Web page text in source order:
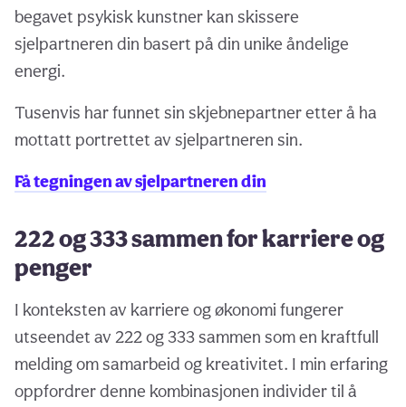
begavet psykisk kunstner kan skissere
sjelpartneren din basert på din unike åndelige
energi.
Tusenvis har funnet sin skjebnepartner etter å ha
mottatt portrettet av sjelpartneren sin.
Få tegningen av sjelpartneren din
222 og 333 sammen for karriere og
penger
I konteksten av karriere og økonomi fungerer
utseendet av 222 og 333 sammen som en kraftfull
melding om samarbeid og kreativitet. I min erfaring
oppfordrer denne kombinasjonen individer til å